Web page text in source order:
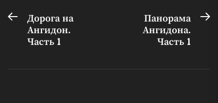
Навигация
записям
Предыдущая
запись:
Дорога на
Ангидон.
Часть 1
Панорама
Ангидона.
Часть 1